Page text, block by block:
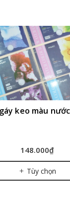
keo màu
148.000₫
Tùy chọn